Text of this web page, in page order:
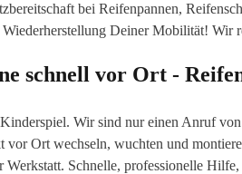
bei Reifenpannen,
Deiner Mobilität! Wir
schnell vor Ort -
Wir sind nur einen Anruf
vor Ort wechseln, wuchten und
Werkstatt. Schnelle, professionelle